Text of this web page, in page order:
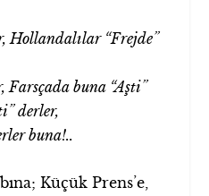
Hollandalılar “Frejde”
Farsçada buna “Aşti”
derler,
buna!..
Küçük Prens’e,